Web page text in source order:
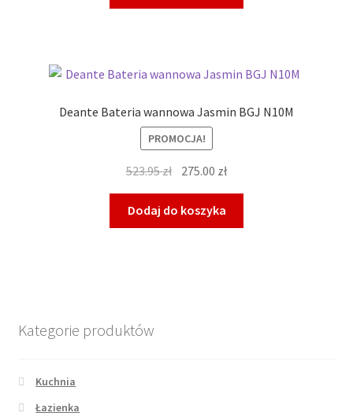
Deante Bateria wannowa Jasmin BGJ N10M
PROMOCJA!
523.95zł Pierwotna
wynosiła:
523.95 zł.
275.00 złAktualna
275.00 zł.
Dodaj do koszyka
Kategorie produktów
Kuchnia
Łazienka